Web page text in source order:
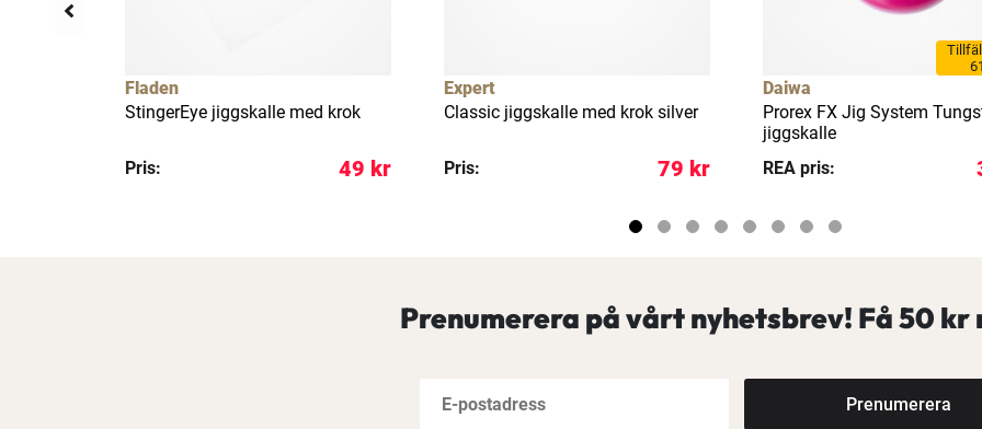
Fladen
StingerEye jiggskalle med krok
Pris: 49 kr
Expert
Classic jiggskalle med krok silver
Pris: 79 kr
Daiwa
Prorex FX Jig System
jiggskalle
REA pris:
Prenumerera på vårt nyhetsbrev! Få50 kr
Prenumerera